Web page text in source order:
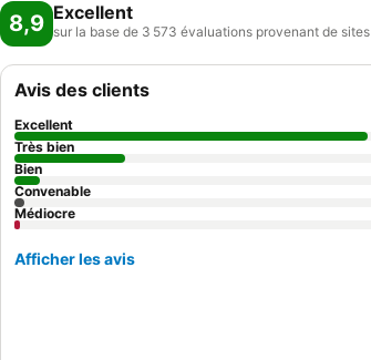
8,9 Excellent
sur la base de 3 573 évaluations provenant de sites
Avis des clients
Excellent
Très bien
Bien
Convenable
Médiocre
Afficher les avis